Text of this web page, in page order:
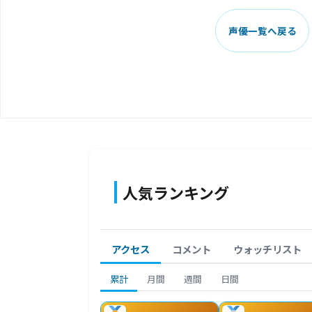
声優一覧へ戻る
人気ランキング
アクセス コメント ウォッチリスト
累計 月間 週間 日間